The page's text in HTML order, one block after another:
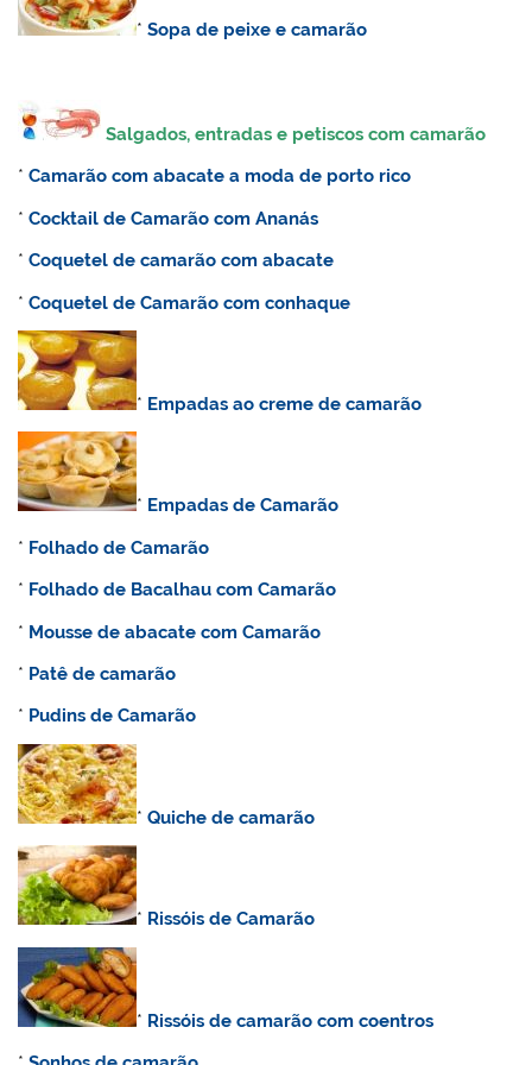
*Sopa de peixe e camarão
Salgados, entradas e petiscos com camarão
*Camarão com abacate a moda de porto rico
*Cocktail de Camarão com Ananás
*Coquetel de camarão com abacate
*Coquetel de Camarão com conhaque
* Empadas ao creme de camarão
* Empadas de Camarão
* Folhado de Camarão
* Folhado de Bacalhau com Camarão
* Mousse de abacate com Camarão
* Patê de camarão
* Pudins de Camarão
*Quiche de camarão
* Rissóis de Camarão
* Rissóis de camarão com coentros